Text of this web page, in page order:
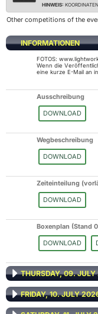
HINWEIS:
Other competitions of the
INFORMATIONEN
FOTOS:
Wenn die
eine kurze E-Mail an
Ausschreibung
DOWNLOAD
Wegbeschreibung
DOWNLOAD
Zeiteinteilung
DOWNLOAD
Boxenplan (Stand
DOWNLOAD
THURSDAY, 09.
FRIDAY, 10. JULY